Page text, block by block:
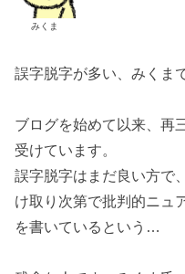
みくま
誤字脱字が多い、みくま
ブログを始めて以来、再
受けています。
誤字脱字はまだ良い方で
け取り次第で批判的ニュ
を書いているという…